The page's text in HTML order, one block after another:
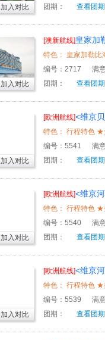
团期：
查看团
加入对比
[澳新航线]皇家加
编号： 2717 满
团期：
查看团
加入对比
[欧洲航线]<维京
WiFi，一次尽览
编号： 5541 满
团期：
查看团
加入对比
[欧洲航线]<维京
WiFi，全程中文
编号： 5540 满
团期：
查看团
加入对比
[欧洲航线]<维京
WiFi，全程中文
编号： 5539 满
团期：
查看团
加入对比